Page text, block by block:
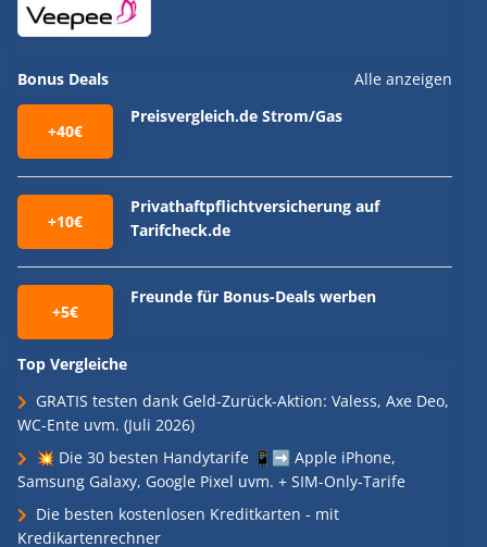
Bonus Deals Alle anzeigen
+40€
Preisvergleich.de Strom/Gas
+10€
Privathaftpflichtversicherung auf
Tarifcheck.de
+5€
Freunde für Bonus-Deals werben
Top Vergleiche
GRATIS testen dank Geld-Zurück-Aktion: Valess, Axe Deo,
WC-Ente uvm. (Juli 2026)
💥 Die 30 besten Handytarife 📱➡️ Apple iPhone,
Samsung Galaxy, Google Pixel uvm. + SIM-Only-Tarife
Die besten kostenlosen Kreditkarten - mit
Kredikartenrechner